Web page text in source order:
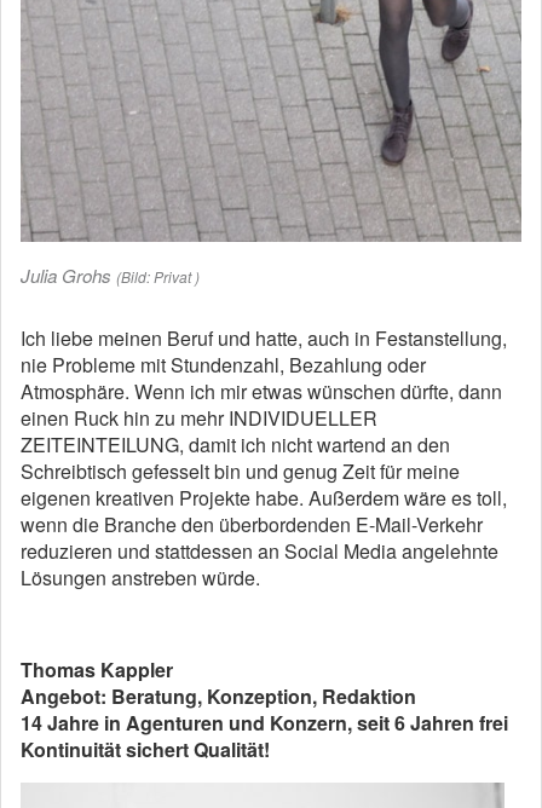
Julia Grohs (Bild: Privat )
Ich liebe meinen Beruf und hatte, auch in Festanstellung,
nie Probleme mit Stundenzahl, Bezahlung oder
Atmosphäre. Wenn ich mir etwas wünschen dürfte, dann
einen Ruck hin zu mehr INDIVIDUELLER
ZEITEINTEILUNG, damit ich nicht wartend an den
Schreibtisch gefesselt bin und genug Zeit für meine
eigenen kreativen Projekte habe. Außerdem wäre es toll,
wenn die Branche den überbordenden E-Mail-Verkehr
reduzieren und stattdessen an Social Media angelehnte
Lösungen anstreben würde.
Thomas Kappler
Angebot: Beratung, Konzeption, Redaktion
14 Jahre in Agenturen und Konzern, seit 6 Jahren frei
Kontinuität sichert Qualität!